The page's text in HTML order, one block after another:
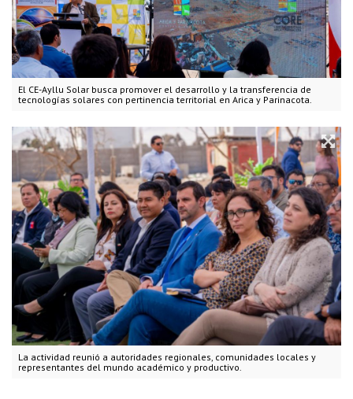
El CE-Ayllu Solar busca promover el desarrollo y la transferencia de
tecnologías solares con pertinencia territorial en Arica y Parinacota.
La actividad reunió a autoridades regionales, comunidades locales y
representantes del mundo académico y productivo.